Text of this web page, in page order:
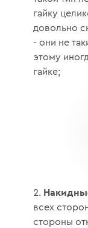
гайку
довольно
- они не
этому
гайке;
всех
стороны